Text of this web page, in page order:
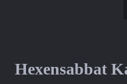
Hexensabbat